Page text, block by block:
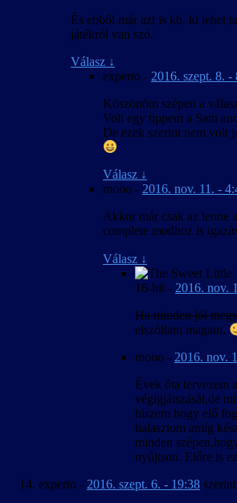
És ebből már azt is kb. ki lehet
játékról van szó.
Válasz ↓
experto - 2016. szept. 8. -
Köszönöm szépen a
Volt egy tippem a Sam
De ezek szerint nem volt
Válasz ↓
mooo - 2016. nov. 11. -
Akkor már csak az lenne
complete modhoz is
Válasz ↓
16-bit - 2016. nov.
Ha minden jól
elszóltam magam.
mooo - 2016. nov.
Évek óta tervezem
végigjátszását,de
hiszem hogy elő
halasztom amíg
minden
nyújtson. Előre is
experto - 2016. szept. 6. - 19:38